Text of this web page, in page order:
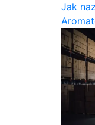
Jak